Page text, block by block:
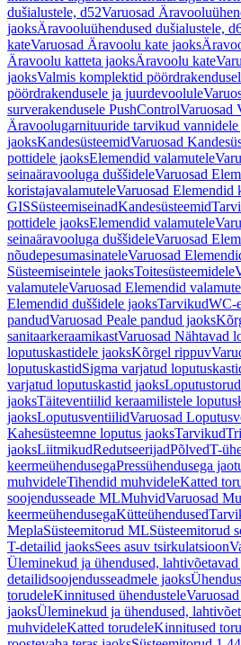
dušialustele, d52Varuosad
jaoksÄravooluühendused dušialustele,
kateVaruosad Äravoolu kate jaoks
Äravoolu katteta jaoksÄravoolu kate
jaoksValmis komplektid
pöördrakendusele ja juurdevoolule
surverakendusele PushControlVaruosad
Äravoolugarnituuride tarvikud vannidele
jaoksKandesüsteemidVaruosad
pottidele jaoksElemendid valamutele
seinaäravooluga duššideleVaruosad
koristajavalamuteleVaruosad Elemendid
GISSüsteemiseinadKandesüsteemid
pottidele jaoksElemendid valamutele
seinaäravooluga duššideleVaruosad
nõudepesumasinateleVaruosad
Süsteemiseintele jaoksToitesüsteemidele
valamuteleVaruosad Elemendid
Elemendid duššidele jaoksTarvikudWC-
pandudVaruosad Peale pandud jaoks
sanitaarkeraamikastVaruosad Nähtavad
loputuskastidele jaoksKõrgel rippuv
loputuskastidSigma varjatud
varjatud loputuskastid jaoksLoputustorud
jaoksTäiteventiilid keraamilistele
jaoksLoputusventiilidVaruosad
Kahesüsteemne loputus jaoksTarvikud
jaoksLiitmikudRedutseerijadPõlvedT-
keermeühendusegaPressühendusega
muhvideleTihendid muhvideleKatted
soojendusseade MLMuhvidVaruosad
keermeühendusegaKütteühendused
MeplaSüsteemitorud MLSüsteemitorud
T-detailid jaoksSees asuv tsirkulatsioon
Üleminekud ja ühendused,
detailidsoojendusseadmele jaoks
torudeleKinnitused ühendustele
jaoksÜleminekud ja ühendused,
muhvideleKatted torudeleKinnitused